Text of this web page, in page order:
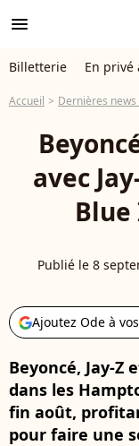
menu
Billetterie En privé
Accueil Dernières news
avec
Blue
Publié le 8
Ajoutez Ode à
Beyoncé, Jay-
dans les
fin août,
pour faire une